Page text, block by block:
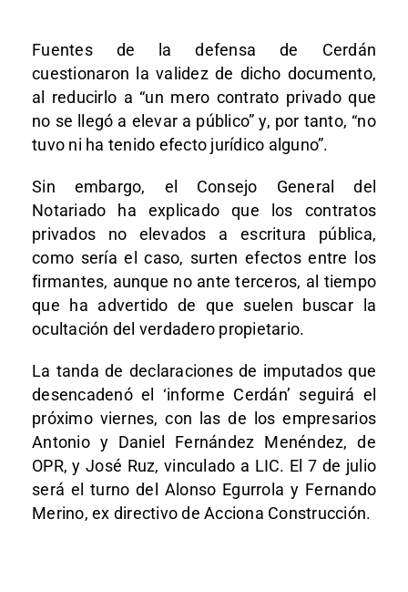
Fuentes de la defensa de Cerdán
cuestionaron la validez de dicho documento,
al reducirlo a “un mero contrato privado que
no se llegó a elevar a público” y, por tanto, “no
tuvo ni ha tenido efecto jurídico alguno”.
Sin embargo, el Consejo General del
Notariado ha explicado que los contratos
privados no elevados a escritura pública,
como sería el caso, surten efectos entre los
firmantes, aunque no ante terceros, al tiempo
que ha advertido de que suelen buscar la
ocultación del verdadero propietario.
La tanda de declaraciones de imputados que
desencadenó el ‘informe Cerdán’ seguirá el
próximo viernes, con las de los empresarios
Antonio y Daniel Fernández Menéndez, de
OPR, y José Ruz, vinculado a LIC. El 7 de julio
será el turno del Alonso Egurrola y Fernando
Merino, ex directivo de Acciona Construcción.